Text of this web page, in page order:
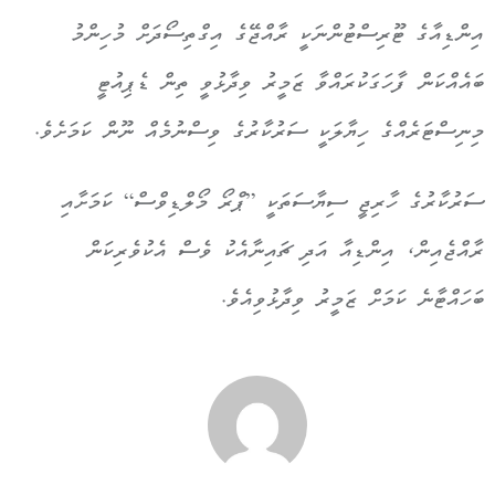
އިންޑިއާގެ ޓޫރިސްޓުންނަކީ ރާއްޖޭގެ އިގްތިސޯދަށް މުހިންމު
ބައެއްކަން ފާހަގަކުރައްވާ ޒަމީރު ވިދާޅުވީ ތިން ޑެޕިއުޓީ
މިނިސްޓަރެއްގެ ހިޔާލަކީ ސަރުކާރުގެ ވިސްނުމެއް ނޫން ކަމަށެވެ.
ސަރުކާރުގެ ހާރިޖީ ސިޔާސަތަކީ ”ޕްރޯ މޯލްޑިވްސް“ ކަމަށާއި
ރާއްޖެއިން، އިންޑިއާ އަދި ޗައިނާއެކު ވެސް އެކުވެރިކަން
ބަހައްޓާނެ ކަމަށް ޒަމީރު ވިދާޅުވިއެވެ.